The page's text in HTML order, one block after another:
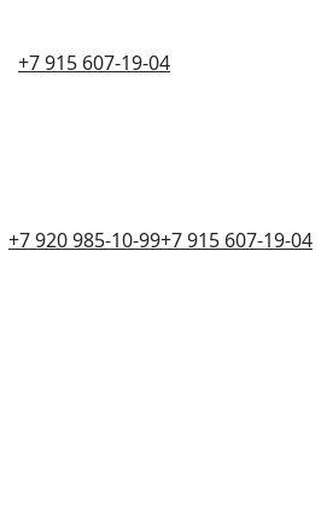
+7 915 607-19-04
+7 920 985-10-99+7 915 607-19-04